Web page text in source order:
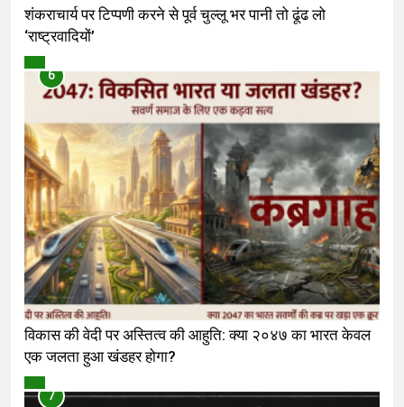
शंकराचार्य पर टिप्पणी करने से पूर्व चुल्लू भर पानी तो ढूंढ लो
‘राष्ट्रवादियों’
6
विकास की वेदी पर अस्तित्व की आहुति: क्या २०४७ का भारत केवल
एक जलता हुआ खंडहर होगा?
7